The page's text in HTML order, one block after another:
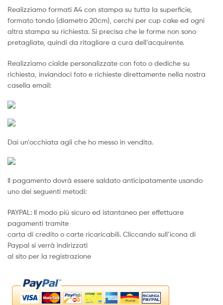
Realizziamo formati A4 con stampa su tutta la superficie,
formato tondo (diametro 20cm), cerchi per cup cake ed ogni
altra stampa su richiesta. Si precisa che le forme non sono
pretagliate, quindi da ritagliare a cura dell’acquirente.
Realizziamo cialde personalizzate con foto o dediche su
richiesta, inviandoci foto e richieste direttamente nella nostra
casella email:
Dai un’occhiata agli che ho messo in vendita.
Il pagamento dovrà essere saldato anticipatamente usando
uno dei seguenti metodi:
PAYPAL: Il modo più sicuro ed istantaneo per effettuare
pagamenti tramite
carta di credito o carte ricaricabili. Cliccando sull’icona di
Paypal si verrà indirizzati
al sito per la registrazione